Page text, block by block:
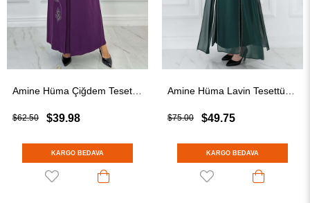
$39.98
$62.50
KARGO BEDAVA
$49.75
$75.00
KARGO BEDAVA